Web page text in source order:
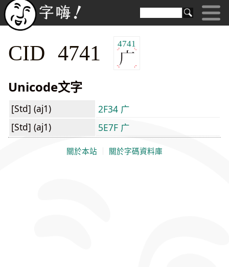
CID 4741 4741
Unicode文字
[Std] (aj1)
2F34 ⼴
[Std] (aj1)
5E7F 广
關於本站 關於字碼資料庫